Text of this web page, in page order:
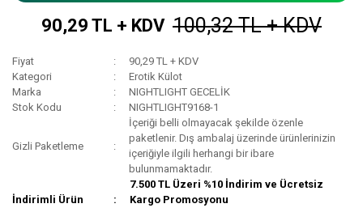
90,29 TL + KDV 100,32 TL + KDV
Fiyat
90,29 TL + KDV
Kategori
Erotik Külot
Marka
NIGHTLIGHT GECELİK
Stok Kodu
NIGHTLIGHT9168-1
Gizli Paketleme
İçeriği belli olmayacak şekilde özenle
paketlenir. Dış ambalaj üzerinde ürünlerinizin
içeriğiyle ilgili herhangi bir ibare
bulunmamaktadır.
İndirimli Ürün
7.500 TL Üzeri %10 İndirim ve Ücretsiz
Kargo Promosyonu